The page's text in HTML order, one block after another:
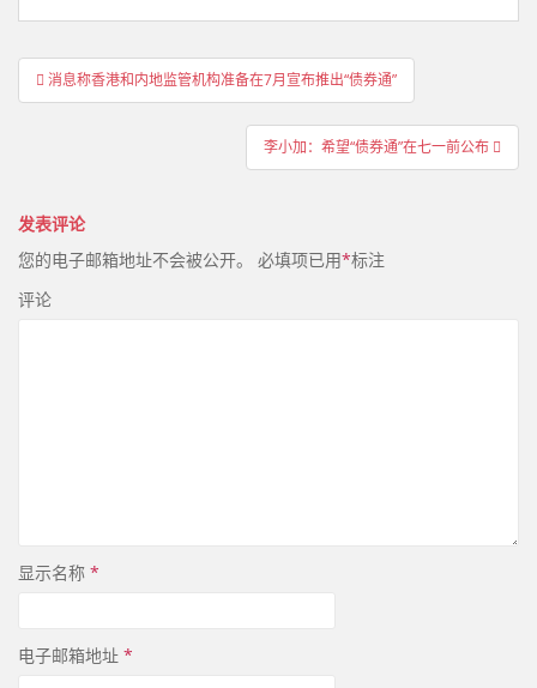
文
章
消息称香港和内地监管机构准备在7月宣布推出“债券通”
李小加：希望“债券通”在七一前公布
发表评论
您的电子邮箱地址不会被公开。 必填项已用*标注
评论
显示名称 *
电子邮箱地址 *